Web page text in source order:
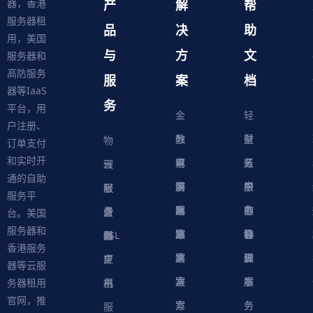
器，香港
服务器租
用，美国
服务器和
高防服务
器等IaaS
平台，用
户注册、
订单支付
和实时开
通的自助
服务平
台。美国
服务器和
香港服务
器等云服
务器租用
官网，推
产
品
与
服
务
物
理
服
务
器
云
服
务
器
轻
量
级
应
用
服
虚
拟
主
机
SSL
证
书
解
决
方
案
金
融
解
决
方
案
教
育
解
决
方
案
电
商
解
决
方
案
游
戏
解
决
方
案
网
站
解
决
方
帮
助
文
档
轻
量
云
服
务
器
财
务
中
心
账
户
中
心
服
务
协
议
软
件
脚
本
物
理
服
务
云
服
务